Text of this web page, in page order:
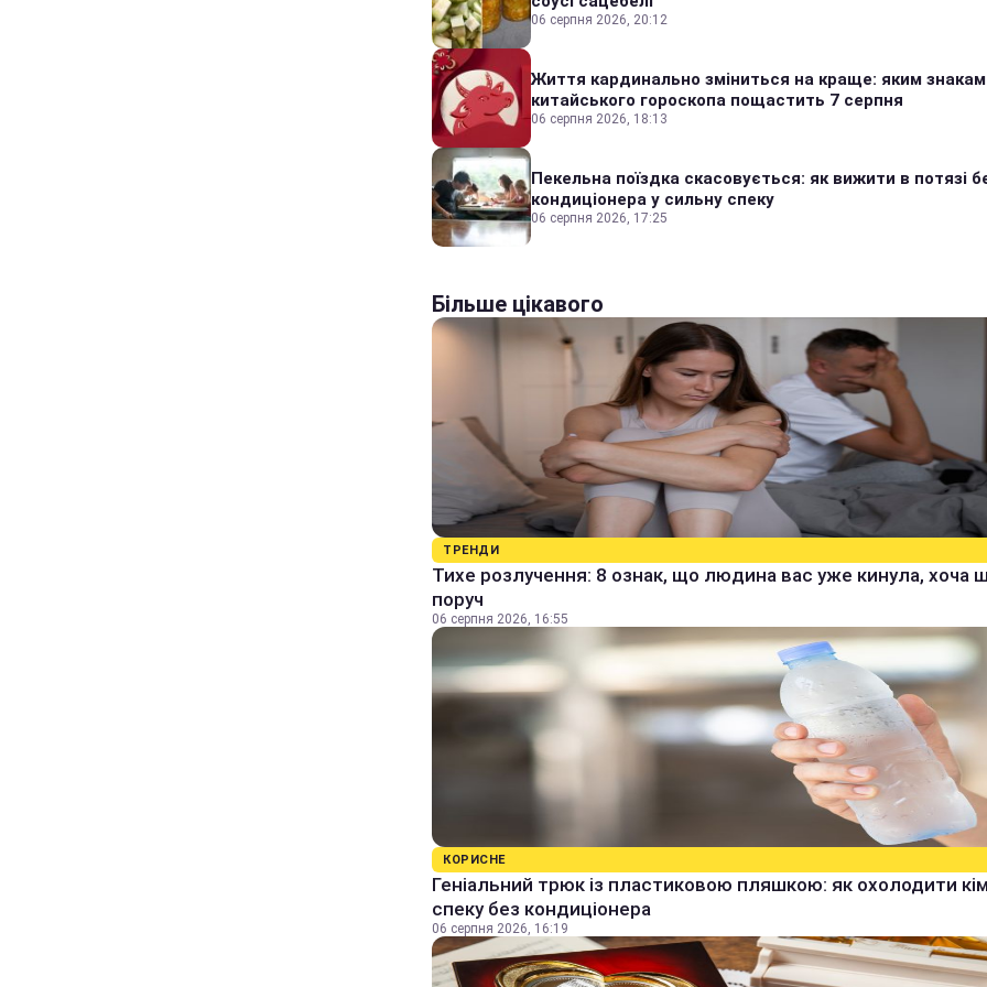
06 серпня 2026, 20:12
Життя кардинально зміниться на краще: яким знакам
китайського гороскопа пощастить 7 серпня
06 серпня 2026, 18:13
Пекельна поїздка скасовується: як вижити в потязі
кондиціонера у сильну спеку
06 серпня 2026, 17:25
Більше цікавого
ТРЕНДИ
Тихе розлучення: 8 ознак, що людина вас уже кинула, хоча
поруч
06 серпня 2026, 16:55
КОРИСНЕ
Геніальний трюк із пластиковою пляшкою: як охолодити
спеку без кондиціонера
06 серпня 2026, 16:19